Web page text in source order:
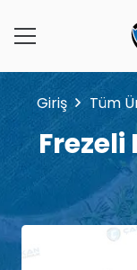
Giriş Tüm
Frezeli